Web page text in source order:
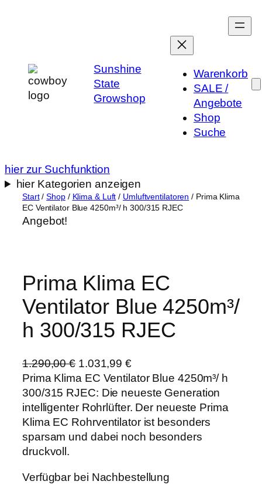
Sunshine
State
Growshop
Warenkorb
SALE /
Angebote
Shop
Suche
hier zur Suchfunktion
hier Kategorien anzeigen
Start/Shop/ Klima & Luft / Umluftventilatoren / Prima Klima
EC Ventilator Blue 4250m³/ h 300/315 RJEC
Angebot!
Prima Klima EC
Ventilator Blue 4250m³/
h 300/315 RJEC
1.290,00€ U
r
s
p
r
ü
l
1.031,99€A
k
t
u
e
l
r
Prima Klima EC Ventilator Blue 4250m³/ h
300/315 RJEC: Die neueste Generation
intelligenter Rohrlüfter. Der neueste Prima
Klima EC Rohrventilator ist besonders
sparsam und dabei noch besonders
druckvoll.
Verfügbar bei Nachbestellung